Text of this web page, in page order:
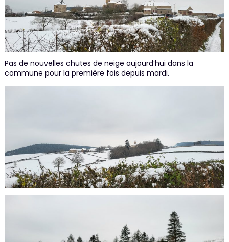
Pas de nouvelles chutes de neige aujourd’hui dans la
commune pour la première fois depuis mardi.